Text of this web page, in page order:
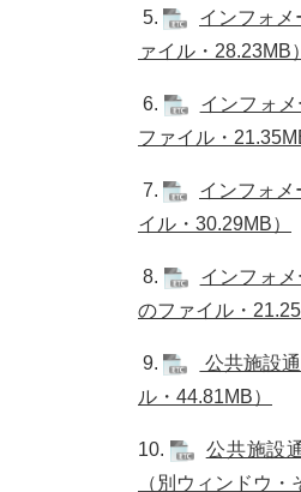
5.
インフォ
ァイル・28.23MB）
6.
インフォ
ファイル・
7.
インフォ
イル・30.29MB）
8.
インフォ
のファイル・
9.
公共施設
ル・44.81MB）
10.
公共施設
（別ウィンドウ・